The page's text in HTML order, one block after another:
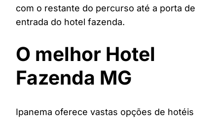
com o restante do percurso até a porta de
entrada do hotel fazenda.
O melhor Hotel
Fazenda MG
Ipanema oferece vastas opções de hotéis